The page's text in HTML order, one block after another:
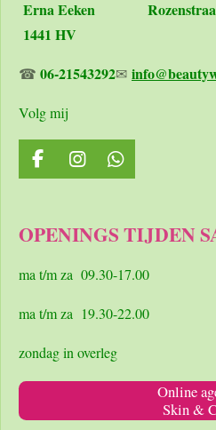
Erna Eeken
1441 HV
☎ 06-21543292✉
Volg mij
F
a
b
o
I
n
a
r
m
W
h
s
p
OPENINGS TIJDEN
ma t/m za 09.30-17.00
ma t/m za 19.30-22.00
zondag in overleg
Online
Skin &